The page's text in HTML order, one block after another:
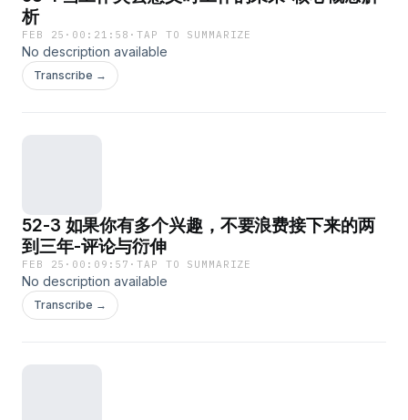
析
FEB 25 · 00:21:58 ·TAP TO SUMMARIZE
No description available
Transcribe →
52-3 如果你有多个兴趣，不要浪费接下来的两
到三年-评论与衍伸
FEB 25 · 00:09:57 ·TAP TO SUMMARIZE
No description available
Transcribe →